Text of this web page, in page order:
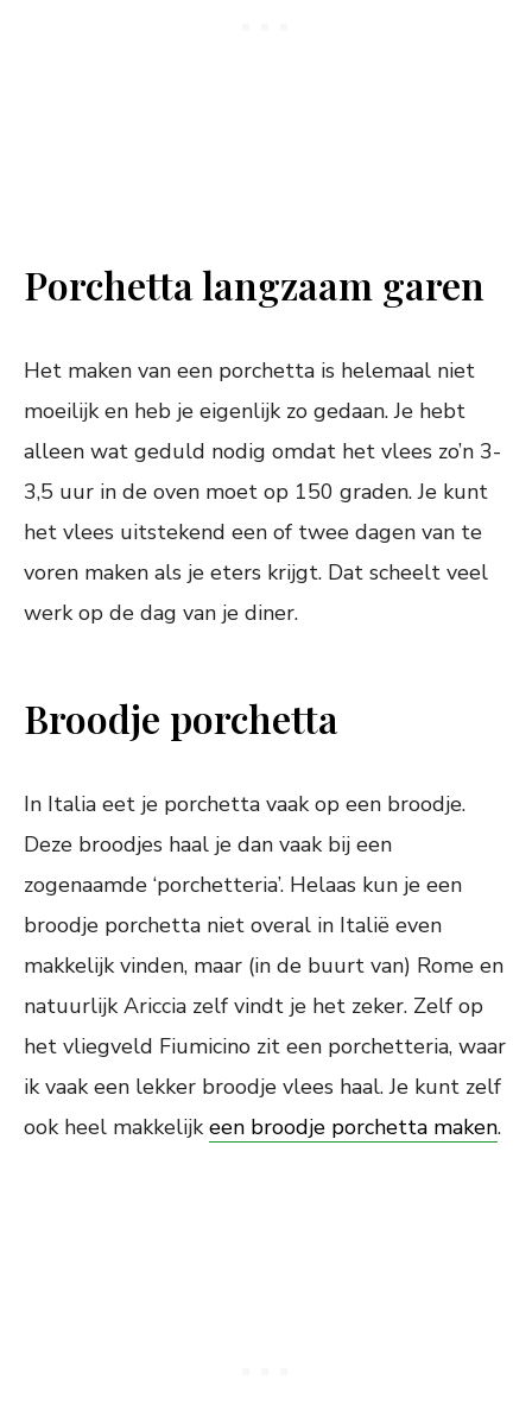
Porchetta langzaam garen
Het maken van een porchetta is helemaal niet
moeilijk en heb je eigenlijk zo gedaan. Je hebt
alleen wat geduld nodig omdat het vlees zo’n 3-
3,5 uur in de oven moet op 150 graden. Je kunt
het vlees uitstekend een of twee dagen van te
voren maken als je eters krijgt. Dat scheelt veel
werk op de dag van je diner.
Broodje porchetta
In Italia eet je porchetta vaak op een broodje.
Deze broodjes haal je dan vaak bij een
zogenaamde ‘porchetteria’. Helaas kun je een
broodje porchetta niet overal in Italië even
makkelijk vinden, maar (in de buurt van) Rome en
natuurlijk Ariccia zelf vindt je het zeker. Zelf op
het vliegveld Fiumicino zit een porchetteria, waar
ik vaak een lekker broodje vlees haal. Je kunt zelf
ook heel makkelijk een broodje porchetta maken.